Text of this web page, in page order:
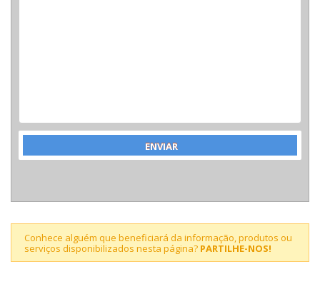
Conhece alguém que beneficiará da informação, produtos ou
serviços disponibilizados nesta página? PARTILHE-NOS!